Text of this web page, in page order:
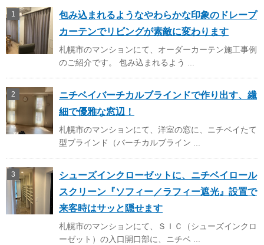
包み込まれるようなやわらかな印象のドレープ
カーテンでリビングが素敵に変わります
札幌市のマンションにて、オーダーカーテン施工事例
のご紹介です。 包み込まれるよう ...
ニチベイバーチカルブラインドで作り出す、繊
細で優雅な窓辺！
札幌市のマンションにて、洋室の窓に、ニチベイたて
型ブラインド（バーチカルブライン ...
シューズインクローゼットに、ニチベイロール
スクリーン『ソフィー／ラフィー遮光』設置で
来客時はサッと隠せます
札幌市のマンションにて、ＳＩＣ（シューズインクロ
ーゼット）の入口開口部に、ニチベ ...